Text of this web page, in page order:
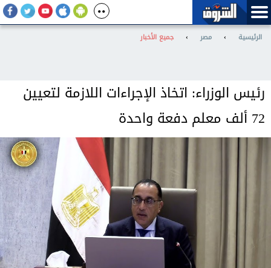
الرئيسية › مصر › جميع الأخبار
رئيس الوزراء: اتخاذ الإجراءات اللازمة لتعيين
72 ألف معلم دفعة واحدة